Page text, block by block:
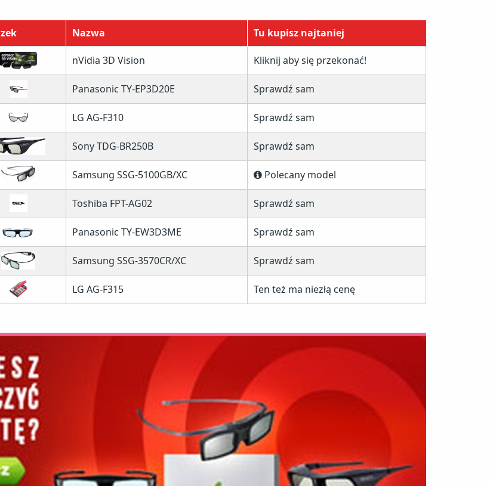
Nazwa Tu kupisz najtaniej
nVidia 3D Vision Kliknij aby się przekonać!
Panasonic TY-EP3D20E Sprawdź sam
LG AG-F310 Sprawdź sam
Sony TDG-BR250B Sprawdź sam
Samsung SSG-5100GB/XC Polecany model
Toshiba FPT-AG02 Sprawdź sam
Panasonic TY-EW3D3ME Sprawdź sam
Samsung SSG-3570CR/XC Sprawdź sam
LG AG-F315 Ten też ma niezłą cenę